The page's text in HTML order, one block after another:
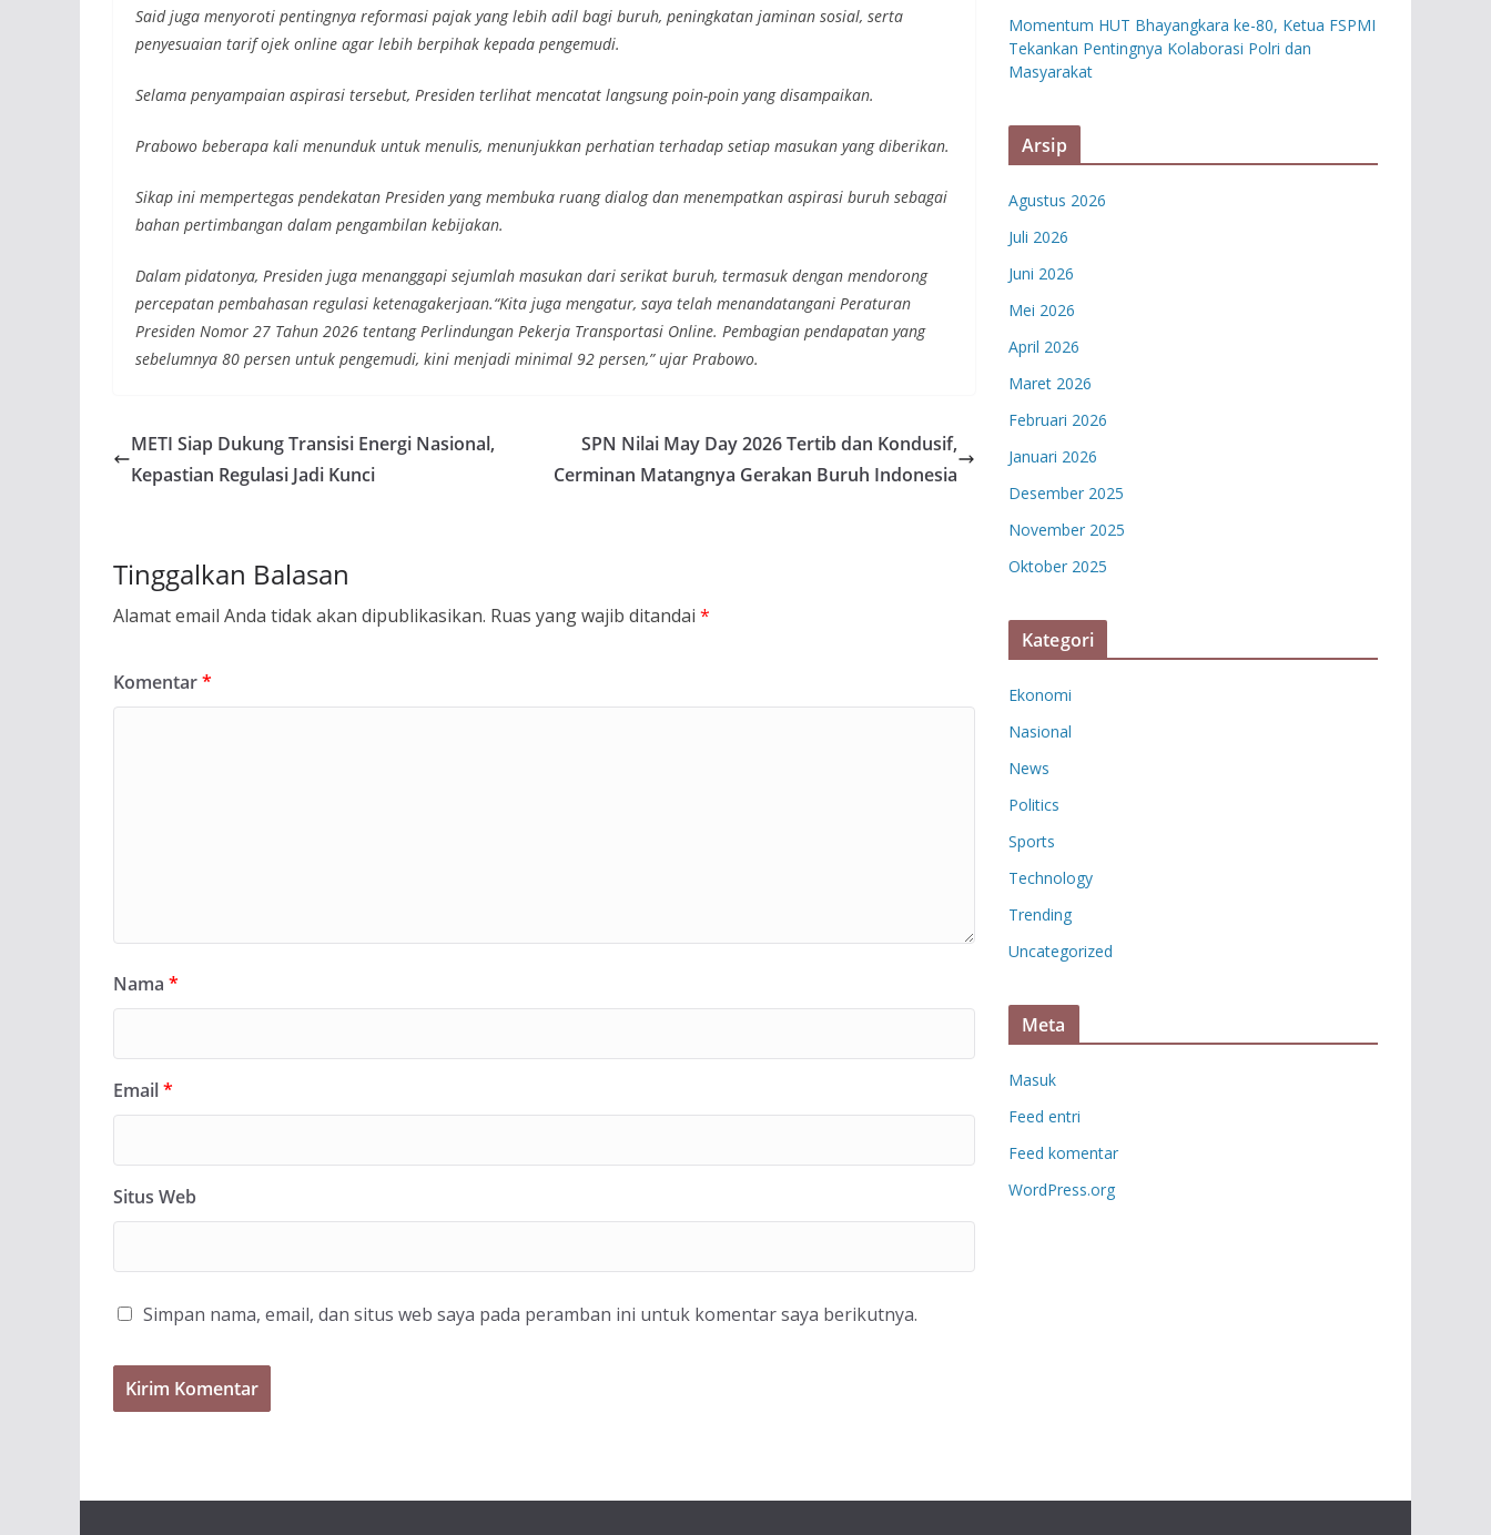
Said juga menyoroti pentingnya reformasi pajak yang lebih adil bagi buruh, peningkatan jaminan sosial, serta
penyesuaian tarif ojek online agar lebih berpihak kepada pengemudi.
Selama penyampaian aspirasi tersebut, Presiden terlihat mencatat langsung poin-poin yang disampaikan.
Prabowo beberapa kali menunduk untuk menulis, menunjukkan perhatian terhadap setiap masukan yang diberikan.
Sikap ini mempertegas pendekatan Presiden yang membuka ruang dialog dan menempatkan aspirasi buruh sebagai
bahan pertimbangan dalam pengambilan kebijakan.
Dalam pidatonya, Presiden juga menanggapi sejumlah masukan dari serikat buruh, termasuk dengan mendorong
percepatan pembahasan regulasi ketenagakerjaan.“Kita juga mengatur, saya telah menandatangani Peraturan
Presiden Nomor 27 Tahun 2026 tentang Perlindungan Pekerja Transportasi Online. Pembagian pendapatan yang
sebelumnya 80 persen untuk pengemudi, kini menjadi minimal 92 persen,” ujar Prabowo.
METI Siap Dukung Transisi Energi Nasional,
Kepastian Regulasi Jadi Kunci
SPN Nilai May Day 2026 Tertib dan Kondusif,
Cerminan Matangnya Gerakan Buruh Indonesia
Tinggalkan Balasan
Alamat email Anda tidak akan dipublikasikan. Ruas yang wajib ditandai *
Komentar*
Nama *
Email*
Situs Web
Simpan nama, email, dan situs web saya pada peramban ini untuk komentar saya berikutnya.
Momentum HUT Bhayangkara ke-80, Ketua FSPMI
Tekankan Pentingnya Kolaborasi Polri dan
Masyarakat
Arsip
Agustus 2026
Juli 2026
Juni 2026
Mei 2026
April 2026
Maret 2026
Februari 2026
Januari 2026
Desember 2025
November 2025
Oktober 2025
Kategori
Ekonomi
Nasional
News
Politics
Sports
Technology
Trending
Uncategorized
Meta
Masuk
Feed entri
Feed komentar
WordPress.org